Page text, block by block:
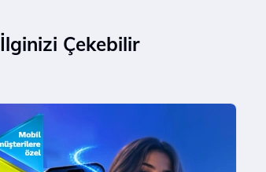
İlginizi Çekebilir